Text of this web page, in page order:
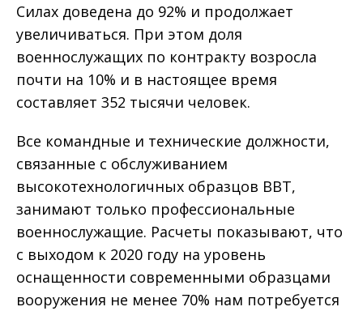
Силах доведена до 92% и продолжает
увеличиваться. При этом доля
военнослужащих по контракту возросла
почти на 10% и в настоящее время
составляет 352 тысячи человек.
Все командные и технические должности,
связанные с обслуживанием
высокотехнологичных образцов ВВТ,
занимают только профессиональные
военнослужащие. Расчеты показывают, что
с выходом к 2020 году на уровень
оснащенности современными образцами
вооружения не менее 70% нам потребуется